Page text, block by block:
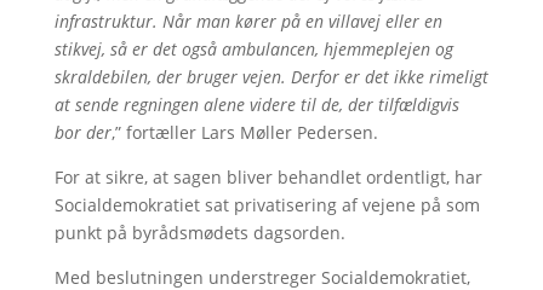
infrastruktur. Når man kører på en villavej eller en
stikvej, så er det også ambulancen, hjemmeplejen og
skraldebilen, der bruger vejen. Derfor er det ikke rimeligt
at sende regningen alene videre til de, der tilfældigvis
bor der,” fortæller Lars Møller Pedersen.
For at sikre, at sagen bliver behandlet ordentligt, har
Socialdemokratiet sat privatisering af vejene på som
punkt på byrådsmødets dagsorden.
Med beslutningen understreger Socialdemokratiet,